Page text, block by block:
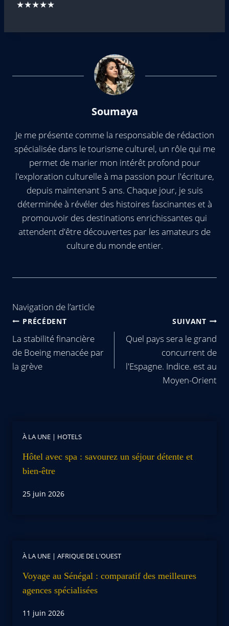
★★★★★
Soumaya
Je me présente comme la responsable de rédaction
spécialisée dans le tourisme culturel, un rôle qui me
permet de marier mon intérêt profond pour
l'exploration culturelle à ma passion pour l'écriture,
depuis maintenant 5 ans. Chaque jour, je suis
déterminée à révéler des histoires fascinantes et à
promouvoir des destinations enrichissantes qui
attendent d'être découvertes par les amateurs de
culture du monde entier.
Navigation de l’article
PRÉCÉDENT
La stabilité financière
de Boeing menacée par
la grève
SUIVANT
Quel pays sera le grand
concurrent de
l'Espagne. Indice. est au
Moyen-Orient
À LA UNE | HOTELS
Hôtel avec spa : savourez un séjour détente et
bien-être
25 juin 2026
À LA UNE | AFRIQUE DE L'OUEST
Voyage au Sénégal : comparatif des meilleures
agences spécialisées
11 juin 2026